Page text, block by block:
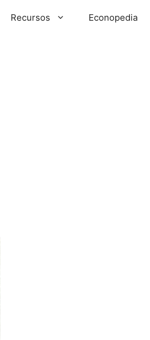
Recursos Econopedia